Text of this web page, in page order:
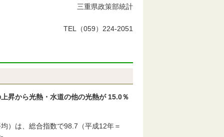
三重県政策部統計
TEL（059）224-2051
昇から光熱・水道の他の光熱が 15.0％
）は、総合指数で98.7（平成12年＝